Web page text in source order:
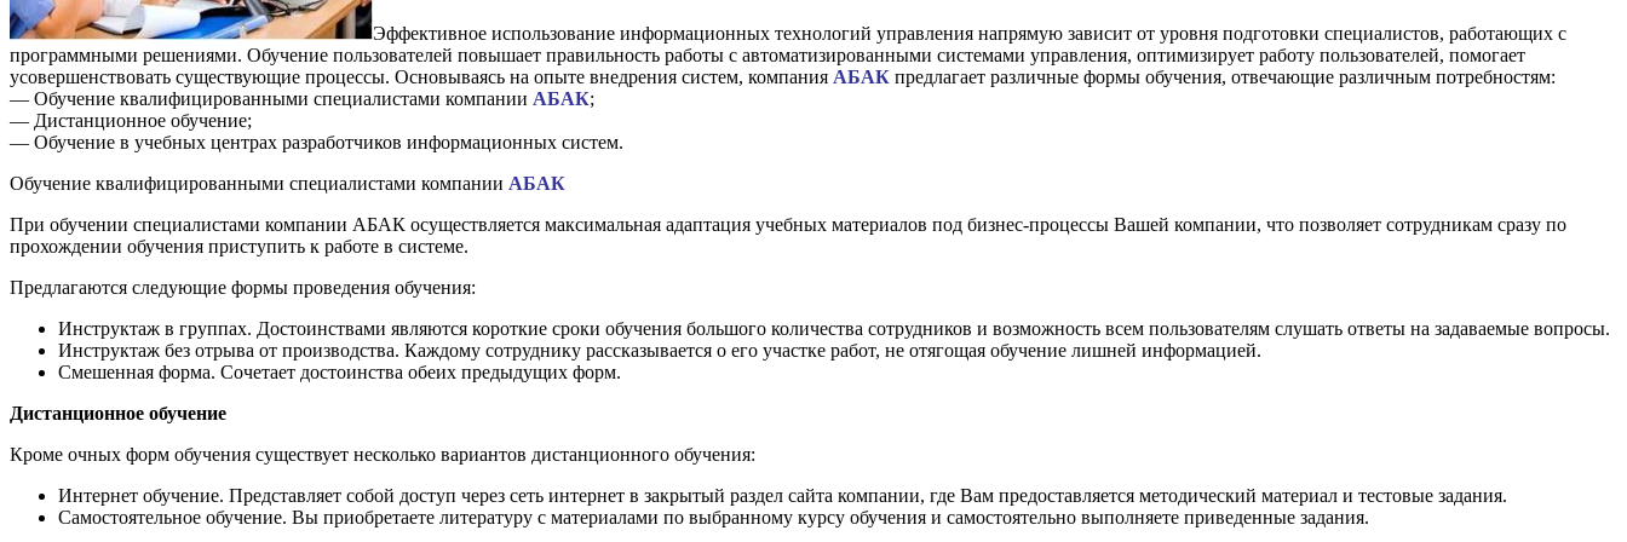
Эффективное использование информационных технологий управления напрямую зависит от уровня подготовки специалистов, работающих с
программными решениями. Обучение пользователей повышает правильность работы с автоматизированными системами управления, оптимизирует работу пользователей, помогает
усовершенствовать существующие процессы. Основываясь на опыте внедрения систем, компания АБАК предлагает различные формы обучения, отвечающие различным потребностям:
— Обучение квалифицированными специалистами компании АБАК;
— Дистанционное обучение;
— Обучение в учебных центрах разработчиков информационных систем.
Обучение квалифицированными специалистами компании АБАК
При обучении специалистами компании АБАК осуществляется максимальная адаптация учебных материалов под бизнес-процессы Вашей компании, что позволяет сотрудникам сразу по
прохождении обучения приступить к работе в системе.
Предлагаются следующие формы проведения обучения:
Инструктаж в группах. Достоинствами являются короткие сроки обучения большого количества сотрудников и возможность всем пользователям слушать ответы на задаваемые вопросы.
Инструктаж без отрыва от производства. Каждому сотруднику рассказывается о его участке работ, не отягощая обучение лишней информацией.
Смешенная форма. Сочетает достоинства обеих предыдущих форм.
Дистанционное обучение
Кроме очных форм обучения существует несколько вариантов дистанционного обучения:
Интернет обучение. Представляет собой доступ через сеть интернет в закрытый раздел сайта компании, где Вам предоставляется методический материал и тестовые задания.
Самостоятельное обучение. Вы приобретаете литературу с материалами по выбранному курсу обучения и самостоятельно выполняете приведенные задания.